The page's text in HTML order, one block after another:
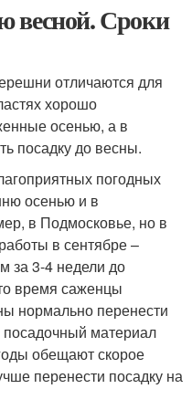
весной. Сроки
отличаются для
хорошо
осенью, а в
посадку до весны.
погодных
осенью и в
в Подмосковье, но в
в сентябре –
за 3-4 недели до
время саженцы
нормально перенести
материал
обещают скорое
перенести посадку на